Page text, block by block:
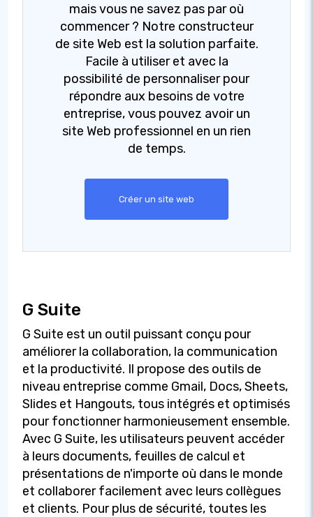
mais vous ne savez pas par où
commencer ? Notre constructeur
de site Web est la solution parfaite.
Facile à utiliser et avec la
possibilité de personnaliser pour
répondre aux besoins de votre
entreprise, vous pouvez avoir un
site Web professionnel en un rien
de temps.
Créer un site web
G Suite
G Suite est un outil puissant conçu pour
améliorer la collaboration, la communication
et la productivité. Il propose des outils de
niveau entreprise comme Gmail, Docs, Sheets,
Slides et Hangouts, tous intégrés et optimisés
pour fonctionner harmonieusement ensemble.
Avec G Suite, les utilisateurs peuvent accéder
à leurs documents, feuilles de calcul et
présentations de n'importe où dans le monde
et collaborer facilement avec leurs collègues
et clients. Pour plus de sécurité, toutes les